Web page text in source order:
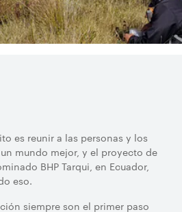
es reunir a las personas y los
mundo mejor, y el proyecto de
BHP Tarqui, en Ecuador,
eso.
siempre son el primer paso